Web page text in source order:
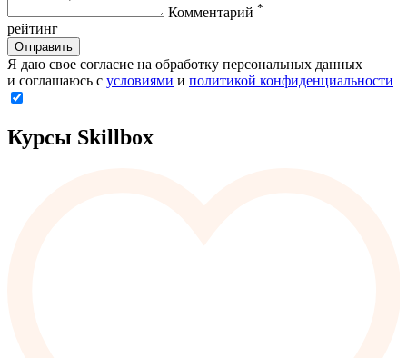
Комментарий *
рейтинг
Отправить
Я даю свое согласие на обработку персональных данных
и соглашаюсь с условиями и политикой конфиденциальности
Курсы Skillbox